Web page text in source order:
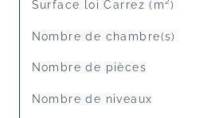
Surface loi Carrez (m²)
Nombre de chambre(s)
Nombre de pièces
Nombre de niveaux